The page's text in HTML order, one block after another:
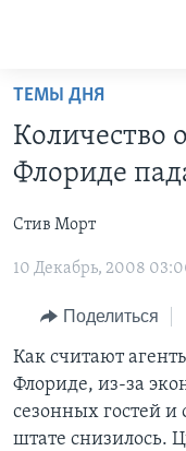
Перейти
основной
контент
Перейти
навигации
Перейти
поиск
ПРОГРАММЫ
НОВОСТИ ЗА
ИТОГИ
ПОЧЕМУ ЭТО
ДИСКУССИЯ VOA
ДЕТАЛИ
НЬЮ-ЙОРК NEW
ПРОЕКТЫ
УЧИМ АНГЛИЙСКИЙ
НАША
А КАК В АМЕРИКЕ?
АРТЕФАКТЫ
АМЕРИКАНСКИЕ
ТЕСТЫ
ЭКСПЕРТИЗА
ИНТЕРВЬЮ
ФАКТЫ ПРОТИВ
ЗА СВОБОДУ
УЧИМ
ВИДЕО
ТЕМЫ ДНЯ
Количество
Флориде
Стив Морт
10 Декабрь, 2008
Поделиться
Как считают
Флориде, из-за
сезонных гостей
штате снизилось.